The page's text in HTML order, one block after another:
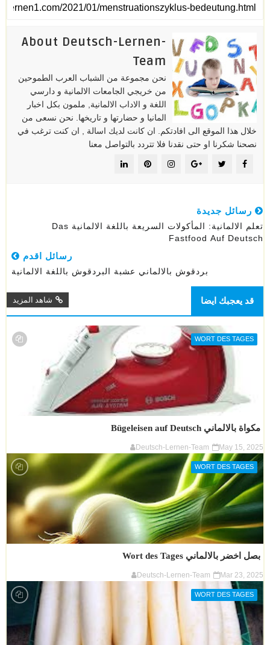
About Deutsch-Lernen-
Team
نحن مجموعة من الشباب العرب الطموحين
من خريجي الجامعات الالمانية و دارسي
اللغة و الاداب الالمانية, ملمون بكل اخبار
المانيا و حضارتها و تاريخها. نحن نسعى من
خلال هذا الموقع الى افادتكم. ان كانت لديك اسالة , ان كنت ترغب في
نصحنا شكرنا او حتى نقدنا فلا تتردد بالتواصل معنا
رسائل جديدة
تعلم الالمانية: المأكولات السريعة باللغة الالمانية Das
Fastfood Auf Deutsch
رسائل اقدم
بردقوش بالالماني عشبة البردقوش باللغة الالمانية
قد يعجبك ايضا شاهد المزيد
WORT DES TAGES
مكواة بالالماني Bügeleisen auf Deutsch
Deutsch-Lernen-Team May 15, 2025
WORT DES TAGES
بصل اخضر بالالماني Wort des Tages
Deutsch-Lernen-Team Mar 23, 2025
WORT DES TAGES